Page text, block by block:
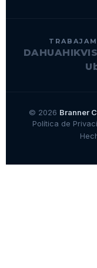
DAHUA
© 2026 Branner
Política de